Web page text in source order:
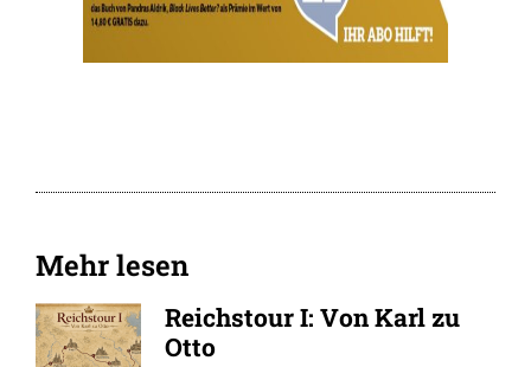
Mehr lesen
Reichstour I: Von Karl zu
Otto